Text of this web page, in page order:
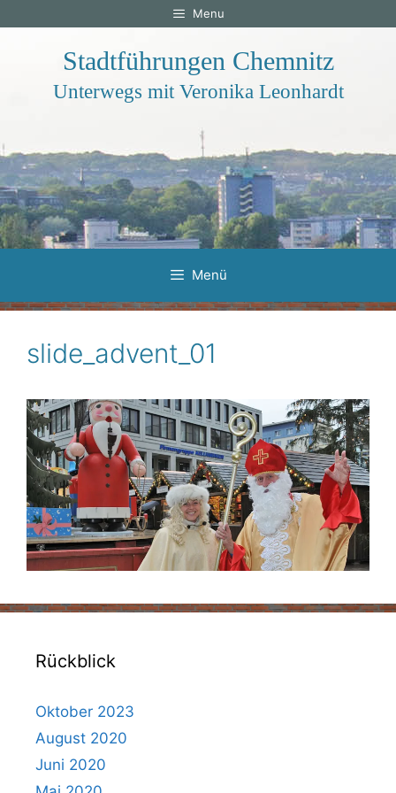
Inhalt
Menu
Stadtführungen Chemnitz
Unterwegs mit Veronika Leonhardt
Menü
slide_advent_01
Rückblick
Oktober 2023
August 2020
Juni 2020